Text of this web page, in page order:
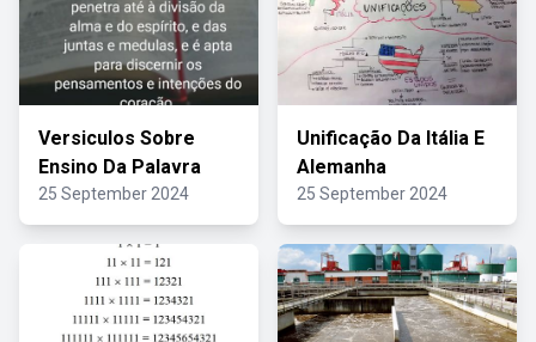
Versiculos Sobre
Ensino Da Palavra
25 September 2024
Unificação Da Itália E
Alemanha
25 September 2024